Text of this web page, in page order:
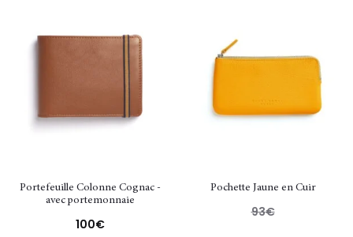
Portefeuille Colonne Cognac -
avec portemonnaie
100€
Pochette Jaune en Cuir
93€